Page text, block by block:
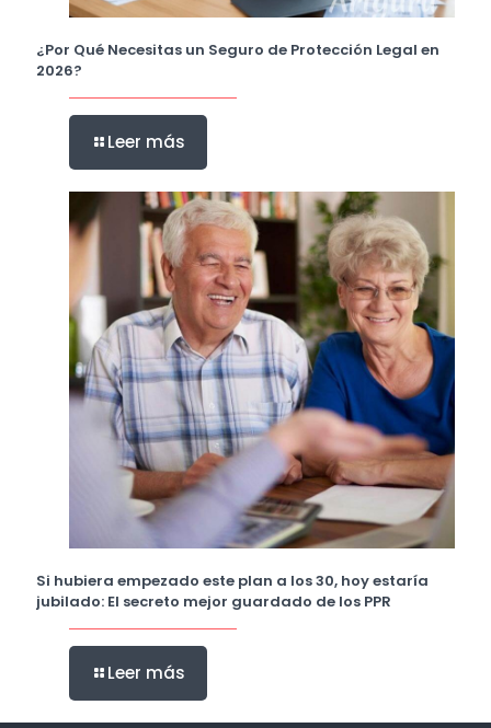
¿Por Qué Necesitas un Seguro de Protección Legal en
2026?
Leer más
Si hubiera empezado este plan a los 30, hoy estaría
jubilado: El secreto mejor guardado de los PPR
Leer más